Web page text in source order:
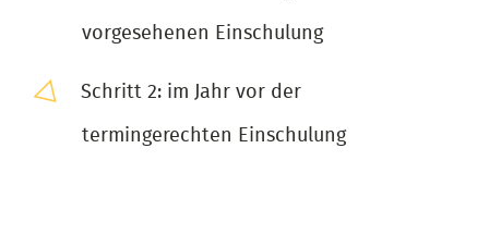
vorgesehenen Einschulung
Schritt 2: im Jahr vor der
termingerechten Einschulung